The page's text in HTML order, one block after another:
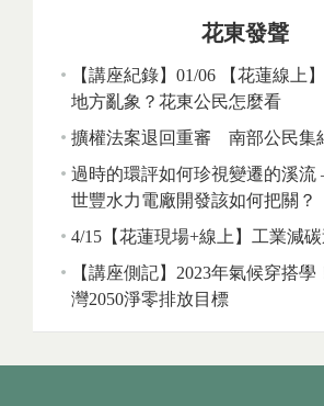
花東發聲
【講座紀錄】01/06 【花蓮線上
地方亂象？花東公民怎麼看
擴權法案退回重審 南部公民集
過時的環評如何珍視變遷的溪流
世豐水力電廠開發該如何把關？
4/15【花蓮現場+線上】工業減碳
【講座側記】2023年氣候穿搭
灣2050淨零排放目標